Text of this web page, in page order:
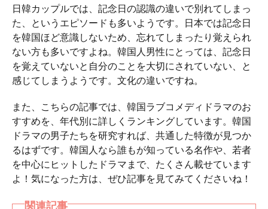
日韓カップルでは、記念日の認識の違いで別れてしまっ
た、というエピソードも多いようです。日本では記念日
を韓国ほど意識しないため、忘れてしまったり覚えられ
ない方も多いですよね。韓国人男性にとっては、記念日
を覚えていないと自分のことを大切にされていない、と
感じてしまうようです。文化の違いですね。
また、こちらの記事では、韓国ラブコメディドラマのお
すすめを、年代別に詳しくランキングしています。韓国
ドラマの男子たちを研究すれば、共通した特徴が見つか
るはずです。韓国人なら誰もが知っている名作や、若者
を中心にヒットしたドラマまで、たくさん載せています
よ！気になった方は、ぜひ記事を見てみてくださいね！
関連記事